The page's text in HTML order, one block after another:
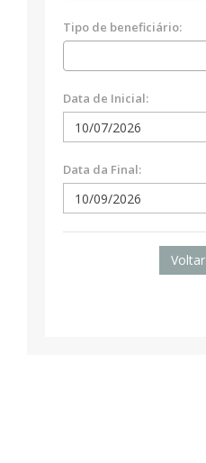
Tipo de beneficiário:
Data de Inicial:
Data da Final:
Voltar